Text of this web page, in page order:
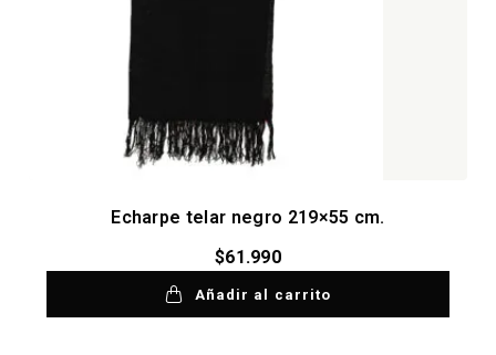
Echarpe telar negro 219×55 cm.
$61.990
Añadir al carrito